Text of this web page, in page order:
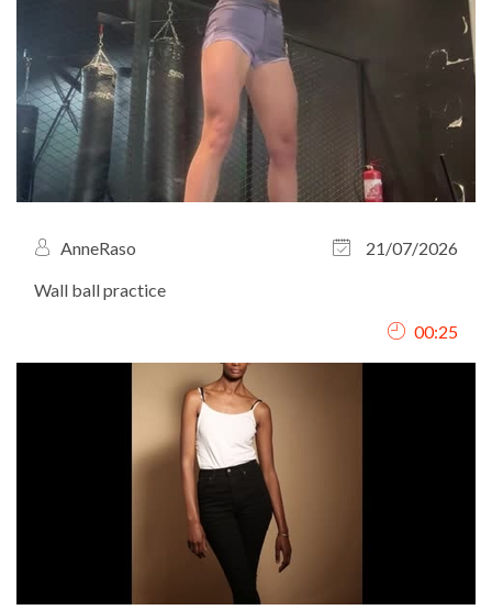
AnneRaso
21/07/2026
Wall ball practice
00:25